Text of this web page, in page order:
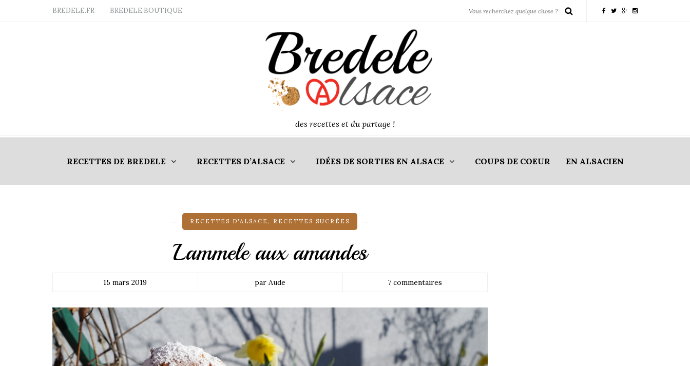
BREDELE.FR BREDELE.BOUTIQUE
des recettes et du partage !
RECETTES DE BREDELE RECETTES D’ALSACE IDÉES DE SORTIES EN ALSACE COUPS DE COEUR EN ALSACIEN
RECETTES D'ALSACE, RECETTES SUCRÉES
Lammele aux amandes
15 mars 2019 par Aude 7 commentaires